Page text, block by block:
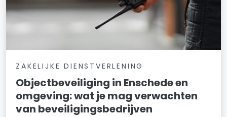
ZAKELIJKE DIENSTVERLENING
Objectbeveiliging in Enschede en
omgeving: wat je mag verwachten
van beveiligingsbedrijven